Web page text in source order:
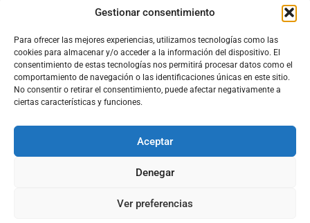
Gestionar consentimiento
Para ofrecer las mejores experiencias, utilizamos tecnologías como las
cookies para almacenar y/o acceder a la información del dispositivo. El
consentimiento de estas tecnologías nos permitirá procesar datos como el
comportamiento de navegación o las identificaciones únicas en este sitio.
No consentir o retirar el consentimiento, puede afectar negativamente a
ciertas características y funciones.
Aceptar
Denegar
Ver preferencias